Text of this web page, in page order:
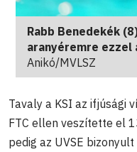
Rabb Benedekék
aranyéremre
Anikó/MVLSZ
Tavaly a KSI az ifjúsági
FTC ellen veszítette el
pedig az UVSE